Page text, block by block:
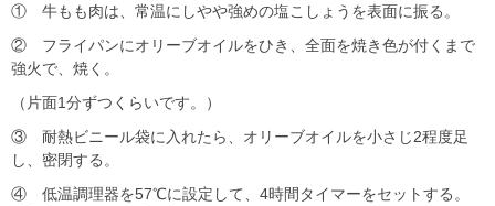
① 牛もも肉は、常温にしやや強めの塩こしょうを表面に振る。
② フライパンにオリーブオイルをひき、全面を焼き色が付くまで
強火で、焼く。
（片面1分ずつくらいです。）
③ 耐熱ビニール袋に入れたら、オリーブオイルを小さじ2程度足
し、密閉する。
④ 低温調理器を57℃に設定して、4時間タイマーをセットする。